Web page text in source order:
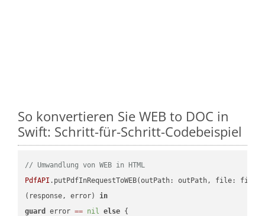
So konvertieren Sie WEB to DOC in
Swift: Schritt-für-Schritt-Codebeispiel
// Umwandlung von WEB in HTML
PdfAPI .putPdfInRequestToWEB(outPath: outPath, file: file.
(response, error) in
guard
error == nil else {